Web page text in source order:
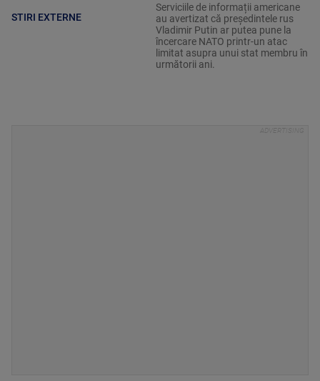
STIRI EXTERNE
Serviciile de informații americane
au avertizat că președintele rus
Vladimir Putin ar putea pune la
încercare NATO printr-un atac
limitat asupra unui stat membru în
următorii ani.